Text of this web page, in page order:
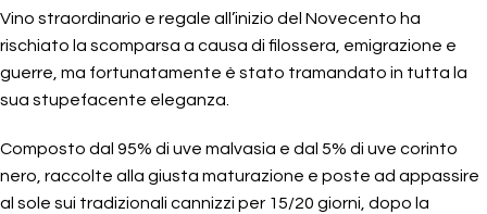
Vino straordinario e regale all’inizio del Novecento ha
rischiato la scomparsa a causa di filossera, emigrazione e
guerre, ma fortunatamente è stato tramandato in tutta la
sua stupefacente eleganza.
Composto dal 95% di uve malvasia e dal 5% di uve corinto
nero, raccolte alla giusta maturazione e poste ad appassire
al sole sui tradizionali cannizzi per 15/20 giorni, dopo la